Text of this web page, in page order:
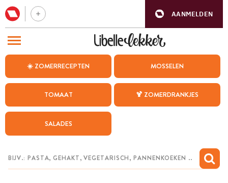
AANMELDEN
☀️ ZOMERRECEPTEN MOSSELEN
TOMAAT 🍹 ZOMERDRANKJES
SALADES
BEZOEK ONZE ANDERE WEBSITES
WEEKMENU
CHAT MET MAIA
MIJN BEWAARDE RECEPTEN